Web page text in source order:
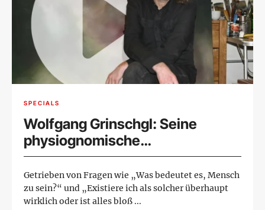
SPECIALS
Wolfgang Grinschgl: Seine
physiognomische
Dekonstruktion schafft Raum zur
Interpretation
Getrieben von Fragen wie „Was bedeutet es, Mensch
zu sein?“ und „Existiere ich als solcher überhaupt
wirklich oder ist alles bloß ...